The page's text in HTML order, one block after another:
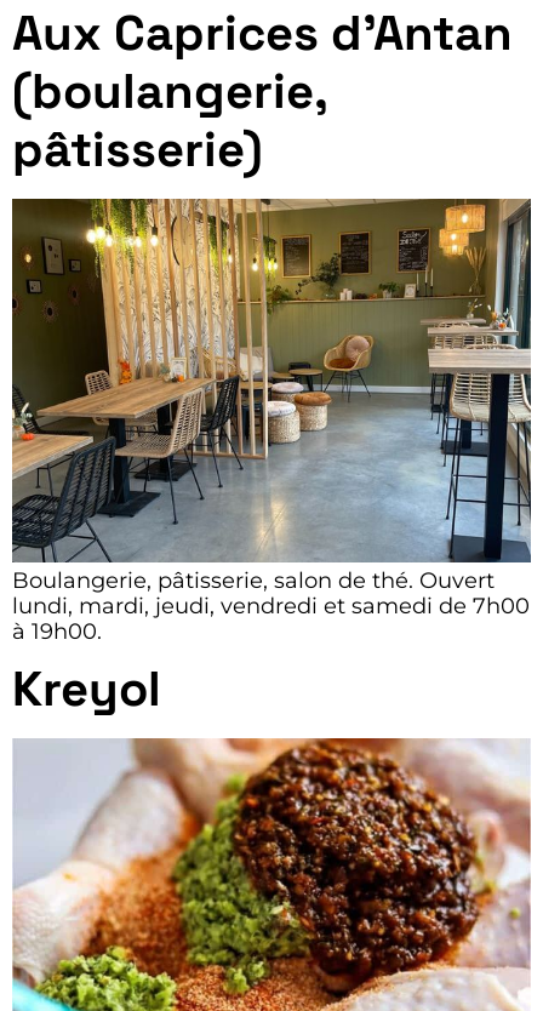
Aux Caprices d’Antan
(boulangerie,
pâtisserie)
Boulangerie, pâtisserie, salon de thé. Ouvert
lundi, mardi, jeudi, vendredi et samedi de 7h00
à 19h00.
Kreyol